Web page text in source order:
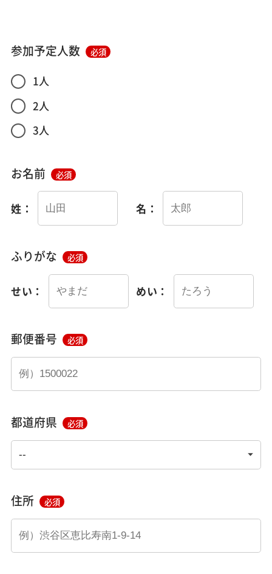
参加予定人数 必須
1人
2人
3人
お名前 必須
姓： 名：
ふりがな 必須
せい： めい：
郵便番号 必須
都道府県 必須
住所 必須